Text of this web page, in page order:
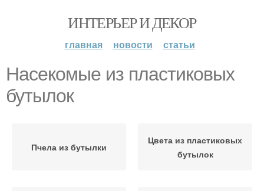
ИНТЕРЬЕР И ДЕКОР
главная новости статьи
Насекомые из пластиковых
бутылок
Пчела из бутылки
Цвета из пластиковых
бутылок